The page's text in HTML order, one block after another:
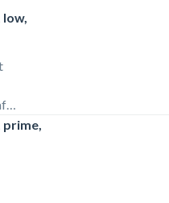
low,
Din
prime,